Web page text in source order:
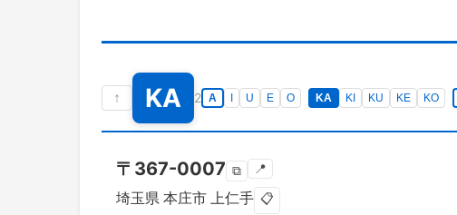
↑ KA 2 A U E O KA KI KU KE KO
〒 367-0007 ⧉ 📍
埼玉県 本庄市 上仁手 📋